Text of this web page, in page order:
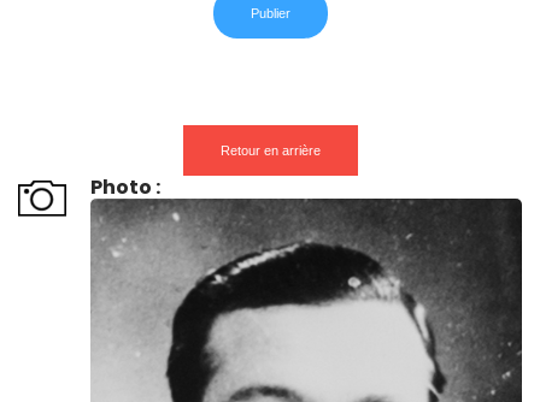
Retour en arrière
Photo :